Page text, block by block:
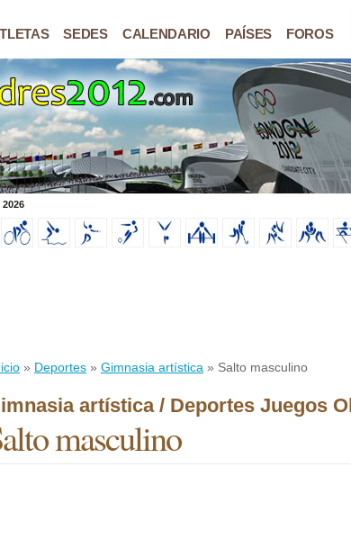
SEDES CALENDARIO PAÍSES FOROS
» Deportes » Gimnasia artística » Salto masculino
artística / Deportes Juegos
masculino